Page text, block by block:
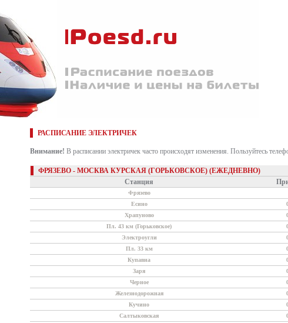
РАСПИСАНИЕ ЭЛЕКТРИЧЕК
Внимание! В расписании электричек часто происходят изменения. Пользуйтесь
ФРЯЗЕВО - МОСКВА КУРСКАЯ (ГОРЬКОВСКОЕ) (ЕЖЕДНЕВНО)
Станция
Фрязево
Есино
Храпуново
Пл. 43 км (Горьковское)
Электроугли
Пл. 33 км
Купавна
Заря
Черное
Железнодорожная
Кучино
Салтыковская